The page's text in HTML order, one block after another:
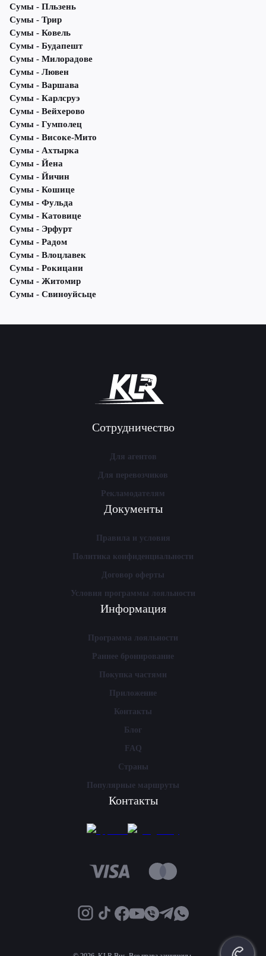
Сумы - Пльзень
Сумы - Трир
Сумы - Ковель
Сумы - Будапешт
Сумы - Милорадове
Сумы - Лювен
Сумы - Варшава
Сумы - Карлсруэ
Сумы - Вейхерово
Сумы - Гумполец
Сумы - Високе-Мито
Сумы - Ахтырка
Сумы - Йена
Сумы - Йичин
Сумы - Кошице
Сумы - Фульда
Сумы - Катовице
Сумы - Эрфурт
Сумы - Радом
Сумы - Влоцлавек
Сумы - Рокицани
Сумы - Житомир
Сумы - Свиноуйсьце
Сотрудничество
Для агентов
Для перевозчиков
Рекламодателям
Документы
Правила и условия
Политика конфиденциальности
Договор оферты
Условия программы лояльности
Информация
Программа лояльности
Раннее бронирование
Покупка частями
Приложение
Контакты
Блог
FAQ
Страны
Популярные маршруты
Контакты